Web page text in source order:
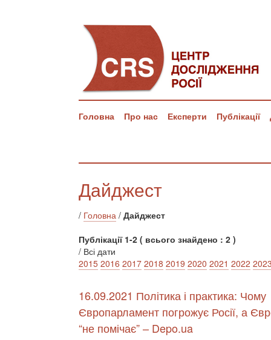
Головна Про нас Експерти Публікації
Дайджест
/ Головна / Дайджест
Публікації 1-2 ( всього знайдено : 2 )
/ Всі дати
2015 2016 2017 2018 2019 2020 2021 2022
16.09.2021 Політика і практика: Чому
Європарламент погрожує Росії, а
“не помічає” – Depo.ua